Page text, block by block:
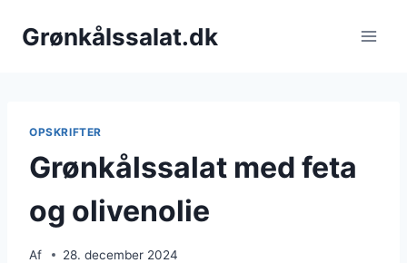
Grønkålssalat.dk
OPSKRIFTER
Grønkålssalat med feta
og olivenolie
Af 28. december 2024